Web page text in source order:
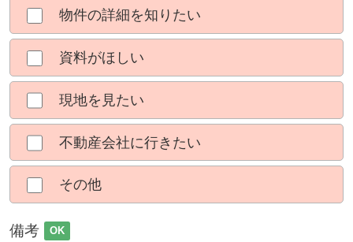
物件の詳細を知りたい
資料がほしい
現地を見たい
不動産会社に行きたい
その他
備考 OK